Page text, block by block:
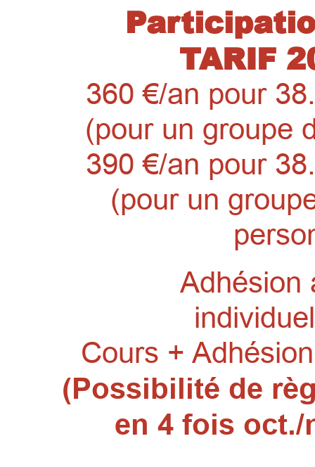
TARIF
360 €/an pour
(pour un groupe
390 €/an pour
(pour un
Adhésion
Cours +
(Possibilité de
en 4 fois oct./